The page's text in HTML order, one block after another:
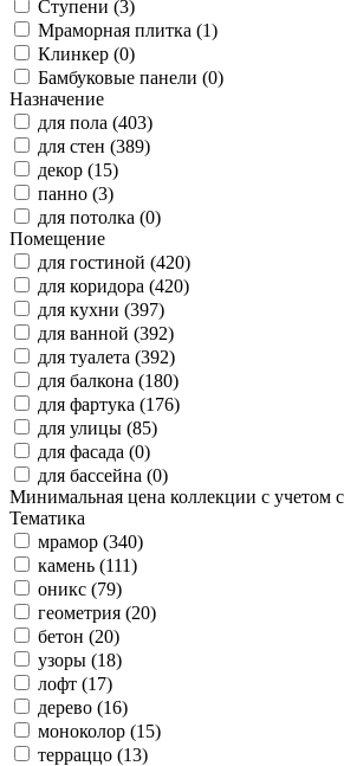
Ступени (3)
Мраморная плитка (1)
Клинкер (0)
Бамбуковые панели (0)
Назначение
для пола (403)
для стен (389)
декор (15)
панно (3)
для потолка (0)
Помещение
для гостиной (420)
для коридора (420)
для кухни (397)
для ванной (392)
для туалета (392)
для балкона (180)
для фартука (176)
для улицы (85)
для фасада (0)
для бассейна (0)
Минимальная цена коллекции с учетом
Тематика
мрамор (340)
камень (111)
оникс (79)
геометрия (20)
бетон (20)
узоры (18)
лофт (17)
дерево (16)
моноколор (15)
терраццо (13)